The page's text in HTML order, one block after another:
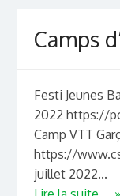
Camps
Festi Jeunes
2022 https://
Camp VTT
https://
juillet 2022...